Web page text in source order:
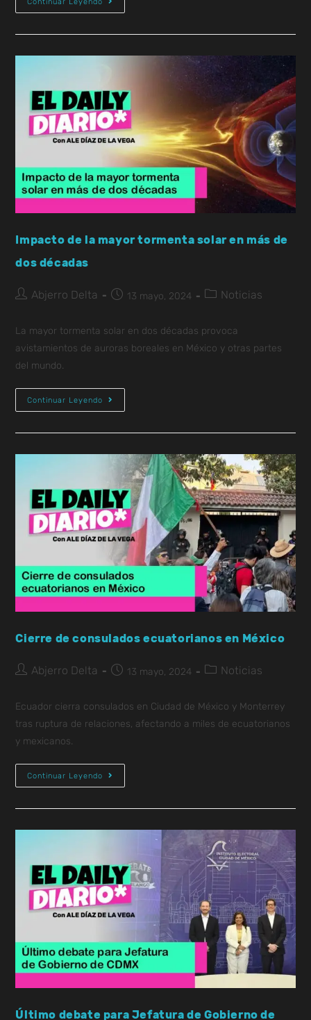
Continuar Leyendo
Impacto de la mayor tormenta solar en más de
dos décadas
Abjerro Delta 13 mayo, 2024 Noticias
La mayor tormenta solar en dos décadas provoca
avistamientos de auroras boreales en México y otras partes
del mundo.
Continuar Leyendo
Cierre de consulados ecuatorianos en México
Abjerro Delta 13 mayo, 2024 Noticias
Ecuador cierra consulados en Ciudad de México y Monterrey
tras ruptura de relaciones, afectando a miles de ecuatorianos
y mexicanos.
Continuar Leyendo
Último debate para Jefatura de Gobierno de